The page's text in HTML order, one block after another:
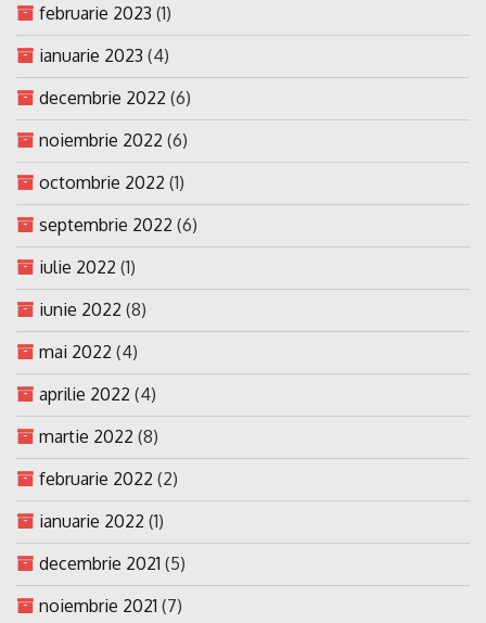
februarie 2023 (1)
ianuarie 2023 (4)
decembrie 2022 (6)
noiembrie 2022 (6)
octombrie 2022 (1)
septembrie 2022 (6)
iulie 2022 (1)
iunie 2022 (8)
mai 2022 (4)
aprilie 2022 (4)
martie 2022 (8)
februarie 2022 (2)
ianuarie 2022 (1)
decembrie 2021 (5)
noiembrie 2021 (7)